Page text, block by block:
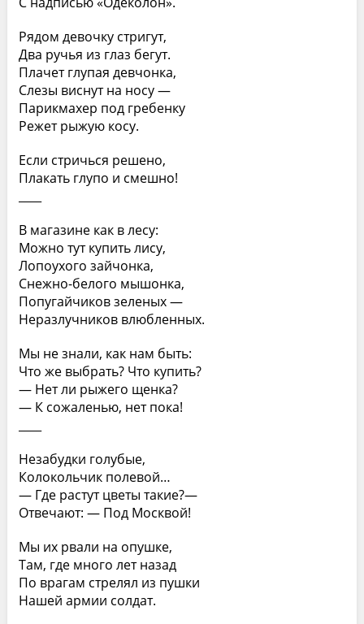
Рядом девочку стригут,
Два ручья из глаз бегут.
Плачет глупая девчонка,
Слезы виснут на носу —
Парикмахер под гребенку
Режет рыжую косу.
Если стричься решено,
Плакать глупо и смешно!
В магазине как в лесу:
Можно тут купить лису,
Лопоухого зайчонка,
Снежно-белого мышонка,
Попугайчиков зеленых —
Неразлучников влюбленных.
Мы не знали, как нам быть:
Что же выбрать? Что купить?
— Нет ли рыжего щенка?
— К сожаленью, нет пока!
Незабудки голубые,
Колокольчик полевой…
— Где растут цветы такие?—
Отвечают: — Под Москвой!
Мы их рвали на опушке,
Там, где много лет назад
По врагам стрелял из пушки
Нашей армии солдат.